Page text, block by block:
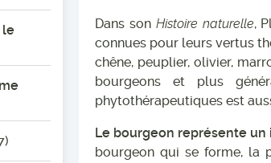
le
Dans son Histoire naturelle,
connues pour leurs vertus
chêne, peuplier, olivier,
bourgeons et plus
phytothérapeutiques est
Le bourgeon représente
bourgeon qui se forme, la